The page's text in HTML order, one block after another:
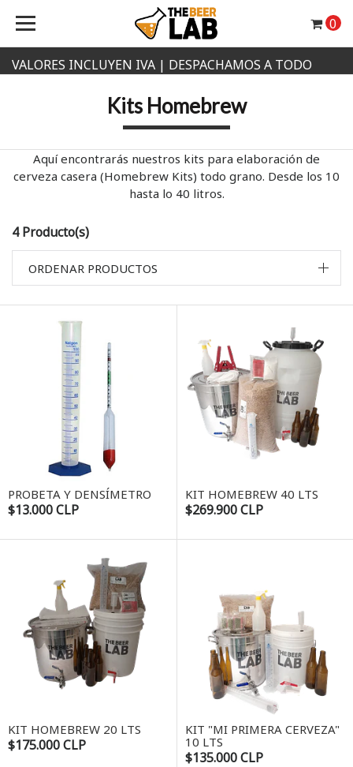
VALORES INCLUYEN IVA | DESPACHAMOS A TODO
0
Kits Homebrew
Aquí encontrarás nuestros kits para elaboración de
cerveza casera (Homebrew Kits) todo grano. Desde los 10
hasta lo 40 litros.
4 Producto(s)
ORDENAR PRODUCTOS
PROBETA Y DENSÍMETRO
$13.000 CLP
KIT HOMEBREW 40 LTS
$269.900 CLP
KIT HOMEBREW 20 LTS
$175.000 CLP
KIT "MI PRIMERA CERVEZA"
10 LTS
$135.000 CLP